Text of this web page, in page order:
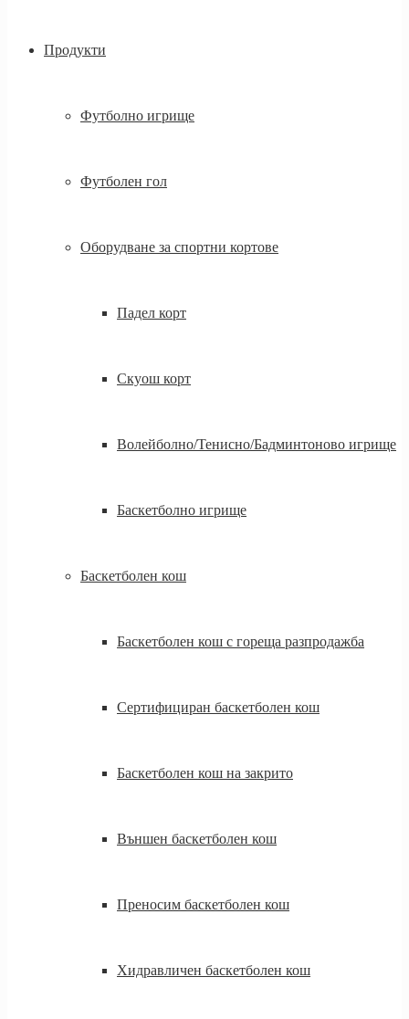
Продукти
Футболно игрище
Футболен гол
Оборудване за спортни кортове
Падел корт
Скуош корт
Волейболно/Тенисно/Бадминтоново игрище
Баскетболно игрище
Баскетболен кош
Баскетболен кош с гореща разпродажба
Сертифициран баскетболен кош
Баскетболен кош на закрито
Външен баскетболен кош
Преносим баскетболен кош
Хидравличен баскетболен кош